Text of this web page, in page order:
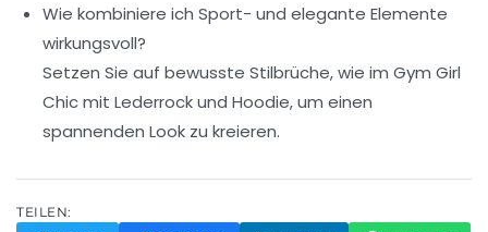
Wie kombiniere ich Sport- und elegante Elemente
wirkungsvoll?
Setzen Sie auf bewusste Stilbrüche, wie im Gym Girl
Chic mit Lederrock und Hoodie, um einen
spannenden Look zu kreieren.
TEILEN: